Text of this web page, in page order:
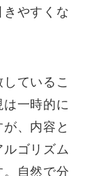
やすくな
ているこ
一時的に
、内容と
ゴリズム
自然で分